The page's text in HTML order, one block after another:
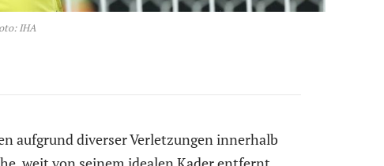
IHA
aufgrund diverser Verletzungen innerhalb